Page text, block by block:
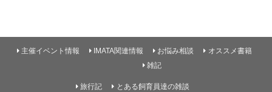
主催イベント情報 IMATA関連情報 お悩み相談 オススメ書籍
旅行記
雑記
とある飼育員達の雑談